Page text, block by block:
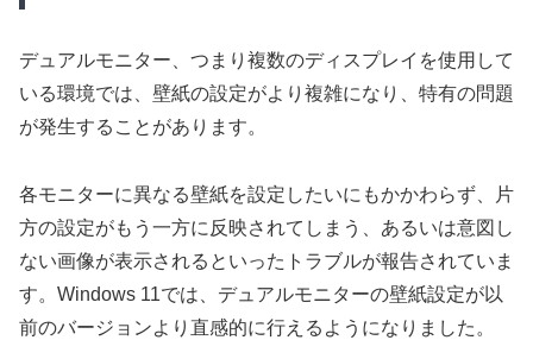
デュアルモニター、つまり複数のディスプレイを使用して
いる環境では、壁紙の設定がより複雑になり、特有の問題
が発生することがあります。
各モニターに異なる壁紙を設定したいにもかかわらず、片
方の設定がもう一方に反映されてしまう、あるいは意図し
ない画像が表示されるといったトラブルが報告されていま
す。Windows 11では、デュアルモニターの壁紙設定が以
前のバージョンより直感的に行えるようになりました。